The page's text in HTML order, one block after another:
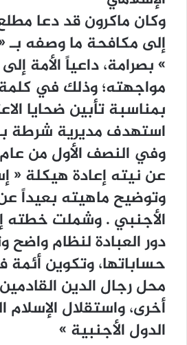
ﻭﻛﺎﻥ ﻣﺎﻛﺮﻭﻥ ﻗﺪ ﺩﻋﺎ
ﺇﻟﻰ ﻣﻜﺎﻓﺤﺔ ﻣﺎ ﻭﺻﻔﻪ
‏» ﺑﺼﺮﺍﻣﺔ، ﺩﺍﻋﻴﺎً ﺍﻷﻣﺔ
ﻣﻮﺍﺟﻬﺘﻪ؛ ﻭﺫﻟﻚ ﻓﻲ ﻛﻠﻤﺔ
ﺑﻤﻨﺎﺳﺒﺔ ﺗﺄﺑﻴﻦ ﺿﺤﺎﻳﺎ
ﺍﺳﺘﻬﺪﻑ ﻣﺪﻳﺮﻳﺔ ﺷﺮﻃﺔ
ﻋﻦ ﻧﻴﺘﻪ ﺇﻋﺎﺩﺓ ﻫﻴﻜﻠﺔ ‏«
ﻭﺗﻮﺿﻴﺢ ﻣﺎﻫﻴﺘﻪ ﺑﻌﻴﺪﺍً ﻋﻦ
ﺍﻷﺟﻨﺒﻲ . ﻭﺷﻤﻠﺖ ﺧﻄﺘﻪ
ﺩﻭﺭ ﺍﻟﻌﺒﺎﺩﺓ ﻟﻨﻈﺎﻡ ﻭﺍﺿﺢ
ﺣﺴﺎﺑﺎﺗﻬﺎ، ﻭﺗﻜﻮﻳﻦ
ﻣﺤﻞ ﺭﺟﺎﻝ ﺍﻟﺪﻳﻦ
ﺃﺧﺮﻯ، ﻭﺍﺳﺘﻘﻼﻝ ﺍﻹﺳﻼﻡ
ﺍﻟﺪﻭﻝ ﺍﻷﺟﻨﺒﻴﺔ ‏»